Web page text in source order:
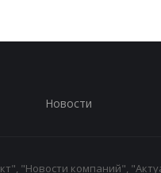
Новости
"Новости компаний",